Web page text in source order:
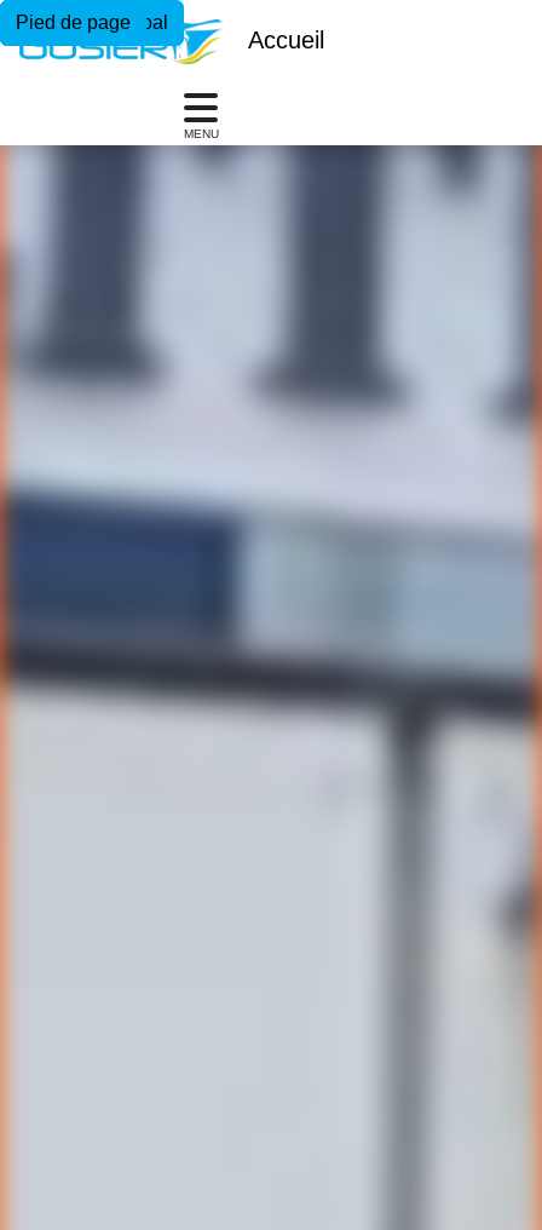
Menu principal
Contenu principal
Pied de page
Accueil
MENU